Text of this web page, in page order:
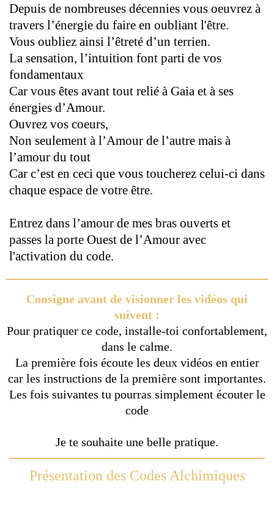
Depuis de nombreuses décennies vous oeuvrez à
travers l’énergie du faire en oubliant l'être.
Vous oubliez ainsi l’êtreté d’un terrien.
La sensation, l’intuition font parti de vos
fondamentaux
Car vous êtes avant tout relié à Gaia et à ses
énergies d’Amour.
Ouvrez vos coeurs,
Non seulement à l’Amour de l’autre mais à
l’amour du tout
Car c’est en ceci que vous toucherez celui-ci dans
chaque espace de votre être.
Entrez dans l’amour de mes bras ouverts et
passes la porte Ouest de l’Amour avec
l'activation du code.
Consigne avant de visionner les vidéos qui
suivent :
Pour pratiquer ce code, installe-toi confortablement,
dans le calme.
La première fois écoute les deux vidéos en entier
car les instructions de la première sont importantes.
Les fois suivantes tu pourras simplement écouter le
code
Je te souhaite une belle pratique.
Présentation des Codes Alchimiques